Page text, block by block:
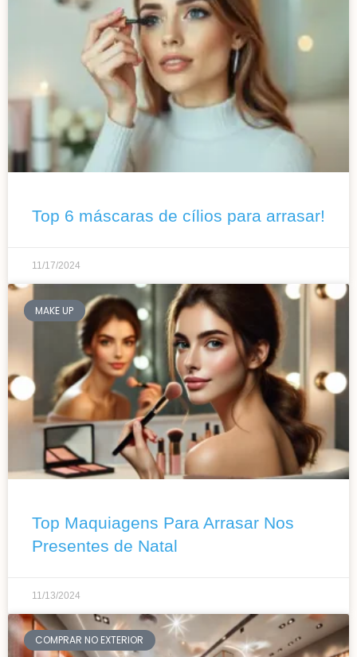
Top 6 máscaras de cílios para arrasar!
11/17/2024
MAKE UP
Top Maquiagens Para Arrasar Nos
Presentes de Natal
11/13/2024
COMPRAR NO EXTERIOR